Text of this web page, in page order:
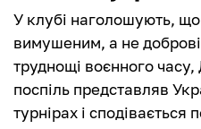
У клубі наголошують,
вимушеним, а не
труднощі воєнного часу,
поспіль представляв
турнірах і сподівається